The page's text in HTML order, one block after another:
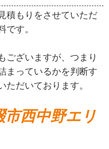
積もりをさせていただ
です。
ございますが、つまり
まっているかを判断す
ただいております。
市西中野エリ